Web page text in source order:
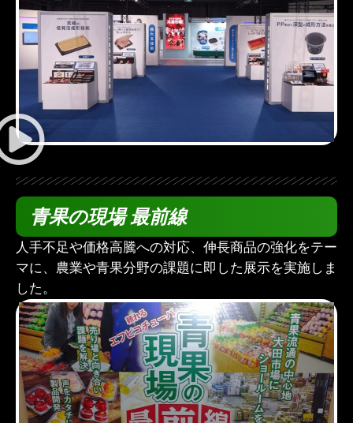
青果の現場 最前線
人手不足や価格高騰への対応、伸長商品の強化をテー
マに、農業や青果分野の課題に即した展示を実施しま
した。